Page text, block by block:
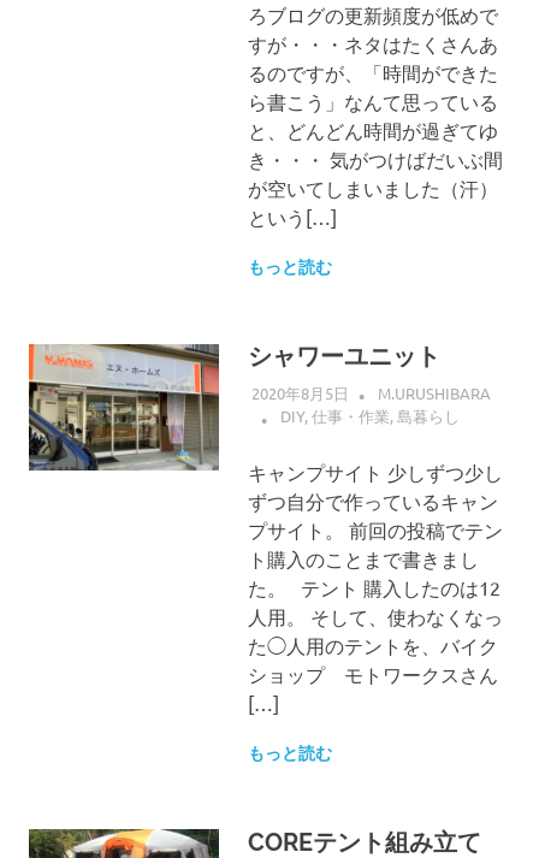
ろブログの更新頻度が低めで
すが・・・ネタはたくさんあ
るのですが、「時間ができた
ら書こう」なんて思っている
と、どんどん時間が過ぎてゆ
き・・・ 気がつけばだいぶ間
が空いてしまいました（汗）
という[…]
もっと読む
シャワーユニット
2020年8月5日
M.URUSHIBARA
DIY,仕事・作業,島暮らし
キャンプサイト 少しずつ少し
ずつ自分で作っているキャン
プサイト。 前回の投稿でテン
ト購入のことまで書きまし
た。 テント 購入したのは12
人用。 そして、使わなくなっ
た◯人用のテントを、バイク
ショップ モトワークスさん
[…]
もっと読む
COREテント組み立て